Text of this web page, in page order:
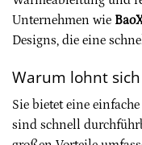
Unternehmen wie
Designs, die eine
Warum lohnt
Sie bietet eine
sind schnell